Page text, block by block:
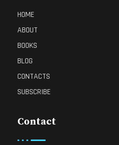
HOME
ABOUT
BOOKS
BLOG
CONTACTS
SUBSCRIBE
Contact